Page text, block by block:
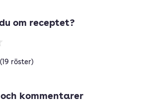
om receptet?
röster)
kommentarer